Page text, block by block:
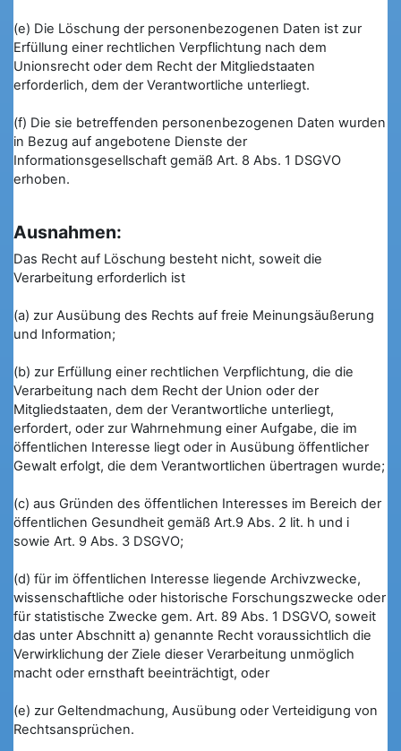
(e) Die Löschung der personenbezogenen Daten ist zur
Erfüllung einer rechtlichen Verpflichtung nach dem
Unionsrecht oder dem Recht der Mitgliedstaaten
erforderlich, dem der Verantwortliche unterliegt.
(f) Die sie betreffenden personenbezogenen Daten wurden
in Bezug auf angebotene Dienste der
Informationsgesellschaft gemäß Art. 8 Abs. 1 DSGVO
erhoben.
Ausnahmen:
Das Recht auf Löschung besteht nicht, soweit die
Verarbeitung erforderlich ist
(a) zur Ausübung des Rechts auf freie Meinungsäußerung
und Information;
(b) zur Erfüllung einer rechtlichen Verpflichtung, die die
Verarbeitung nach dem Recht der Union oder der
Mitgliedstaaten, dem der Verantwortliche unterliegt,
erfordert, oder zur Wahrnehmung einer Aufgabe, die im
öffentlichen Interesse liegt oder in Ausübung öffentlicher
Gewalt erfolgt, die dem Verantwortlichen übertragen wurde;
(c) aus Gründen des öffentlichen Interesses im Bereich der
öffentlichen Gesundheit gemäß Art.9 Abs. 2 lit. h und i
sowie Art. 9 Abs. 3 DSGVO;
(d) für im öffentlichen Interesse liegende Archivzwecke,
wissenschaftliche oder historische Forschungszwecke oder
für statistische Zwecke gem. Art. 89 Abs. 1 DSGVO, soweit
das unter Abschnitt a) genannte Recht voraussichtlich die
Verwirklichung der Ziele dieser Verarbeitung unmöglich
macht oder ernsthaft beeinträchtigt, oder
(e) zur Geltendmachung, Ausübung oder Verteidigung von
Rechtsansprüchen.